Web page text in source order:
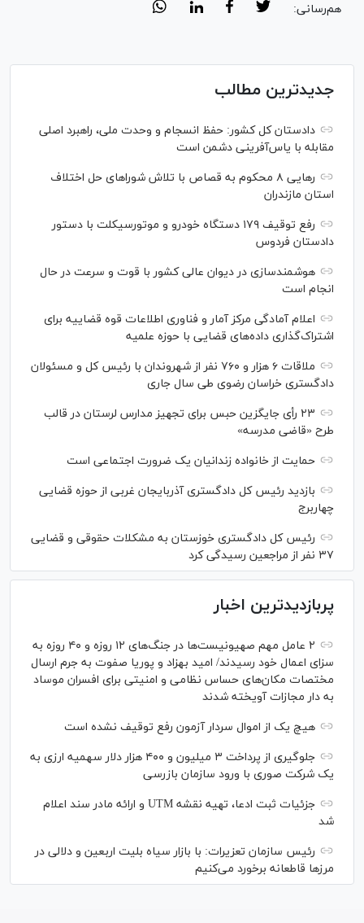
هم‌رسانی:
جدیدترین مطالب
دادستان کل کشور: حفظ انسجام و وحدت ملی، راهبرد اصلی
مقابله با یاس‌آفرینی دشمن است
رهایی ۸ محکوم به قصاص با تلاش شورا‌های حل اختلاف
استان مازندران
رفع توقیف ۱۷۹ دستگاه خودرو و موتورسیکلت با دستور
دادستان فردوس
هوشمندسازی در دیوان عالی کشور با قوت و سرعت در حال
انجام است
اعلام آمادگی مرکز آمار و فناوری اطلاعات قوه قضاییه برای
اشتراک‌گذاری داده‌های قضایی با حوزه علمیه
ملاقات ۶ هزار و ۷۶۰ نفر از شهروندان با رئیس کل و مسئولان
دادگستری خراسان رضوی طی سال جاری
۲۳ رأی جایگزین حبس برای تجهیز مدارس لرستان در قالب
طرح «قاضی مدرسه»
حمایت از خانواده زندانیان یک ضرورت اجتماعی است
بازدید رئیس کل دادگستری آذربایجان غربی از حوزه قضایی
چهاربرج
رئیس کل دادگستری خوزستان به مشکلات حقوقی و قضایی
۳۷ نفر از مراجعین رسیدگی کرد
پربازدیدترین اخبار
۲ عامل مهم صهیونیست‌ها در جنگ‌های ۱۲ روزه و ۴۰ روزه به
سزای اعمال خود رسیدند/ امید بهزاد و پوریا صفوت به جرم ارسال
مختصات مکان‌های حساس نظامی و امنیتی برای افسران موساد
به دار مجازات آویخته شدند
هیچ یک از اموال سردار آزمون رفع توقیف نشده است
جلوگیری از پرداخت ۳ میلیون و ۴۰۰ هزار دلار سهمیه ارزی به
یک شرکت صوری با ورود سازمان بازرسی
جزئیات ثبت ادعا، تهیه نقشه UTM و ارائه مادر سند اعلام
شد
رئیس سازمان تعزیرات: با بازار سیاه بلیت اربعین و دلالی در
مرز‌ها قاطعانه برخورد می‌کنیم